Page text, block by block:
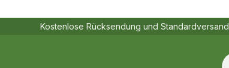
Kostenlose Rücksendung und Standardversand